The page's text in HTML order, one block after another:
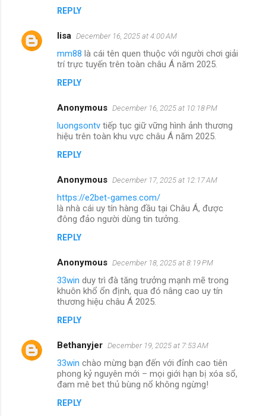
REPLY
lisa December 16, 2025 at 4:00 AM
mm88 là cái tên quen thuộc với người chơi giải
trí trực tuyến trên toàn châu Á năm 2025.
REPLY
Anonymous December 16, 2025 at 10:18 PM
luongsontv tiếp tục giữ vững hình ảnh thương
hiệu trên toàn khu vực châu Á năm 2025.
REPLY
Anonymous December 17, 2025 at 12:17 AM
https://e2bet-games.com/
là nhà cái uy tín hàng đầu tại Châu Á, được
đông đảo người dùng tin tưởng.
REPLY
Anonymous December 18, 2025 at 8:19 PM
33win duy trì đà tăng trưởng mạnh mẽ trong
khuôn khổ ổn định, qua đó nâng cao uy tín
thương hiệu châu Á 2025.
REPLY
Bethanyjer December 19, 2025 at 7:53 AM
33win chào mừng bạn đến với đỉnh cao tiên
phong kỷ nguyên mới – mọi giới hạn bị xóa sổ,
đam mê bet thủ bùng nổ không ngừng!
REPLY